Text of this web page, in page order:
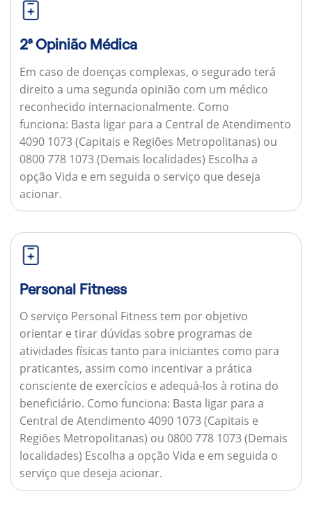
2ª Opinião Médica
Em caso de doenças complexas, o segurado terá
direito a uma segunda opinião com um médico
reconhecido internacionalmente. Como
funciona: Basta ligar para a Central de Atendimento
4090 1073 (Capitais e Regiões Metropolitanas) ou
0800 778 1073 (Demais localidades) Escolha a
opção Vida e em seguida o serviço que deseja
acionar.
Personal Fitness
O serviço Personal Fitness tem por objetivo
orientar e tirar dúvidas sobre programas de
atividades físicas tanto para iniciantes como para
praticantes, assim como incentivar a prática
consciente de exercícios e adequá-los à rotina do
beneficiário. Como funciona: Basta ligar para a
Central de Atendimento 4090 1073 (Capitais e
Regiões Metropolitanas) ou 0800 778 1073 (Demais
localidades) Escolha a opção Vida e em seguida o
serviço que deseja acionar.